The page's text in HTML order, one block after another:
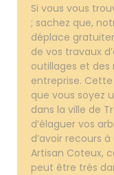
Si vous vous
; sachez que,
déplace
de vos travaux
outillages et
entreprise.
que vous soyez
dans la ville de
d’élaguer vos
d’avoir recours
Artisan Coteux,
peut être très